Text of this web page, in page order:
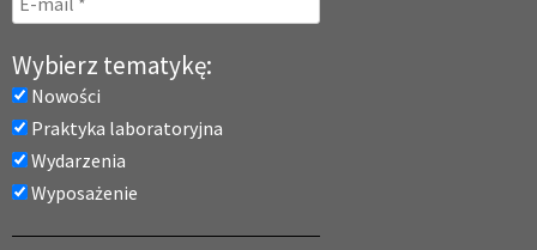
Wybierz tematykę:
Nowości
Praktyka laboratoryjna
Wydarzenia
Wyposażenie